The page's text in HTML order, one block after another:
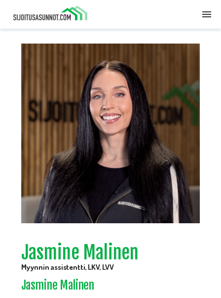
Jasmine Malinen
Myynnin assistentti, LKV, LVV
Jasmine Malinen